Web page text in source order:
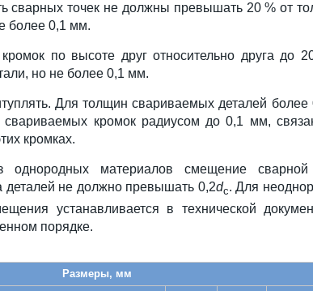
сварных точек не должны превышать 20 % от
более 0,1 мм.
по высоте друг относительно друга до
но не более 0,1 мм.
Для толщин свариваемых деталей
свариваемых кромок радиусом до 0,1 мм,
кромках.
однородных материалов смещение сварной
деталей не должно превышать 0,2dc. Для
устанавливается в технической
порядке.
Размеры, мм